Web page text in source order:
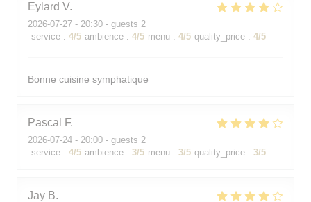
Eylard V
2026-07-27 - 20:30 - guests 2
service : 4/5 ambience : 4/5 menu : 4/5 quality_price : 4/5
Bonne cuisine symphatique
Pascal F
2026-07-24 - 20:00 - guests 2
service : 4/5 ambience : 3/5 menu : 3/5 quality_price : 3/5
Jay B